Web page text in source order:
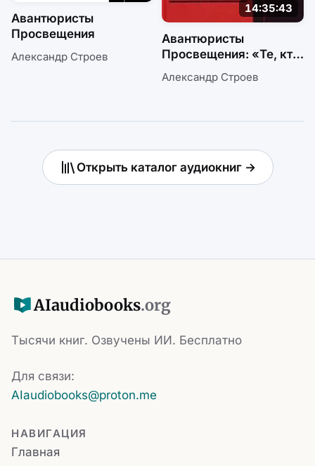
Авантюристы
Просвещения
Александр Строев
14:35:43
Авантюристы
Просвещения: «Те, кто
поправляет фортуну»
Александр Строев
Открыть каталог аудиокниг →
AIaudiobooks.org
Тысячи книг. Озвучены ИИ. Бесплатно
Для связи:
AIaudiobooks@proton.me
НАВИГАЦИЯ
Главная